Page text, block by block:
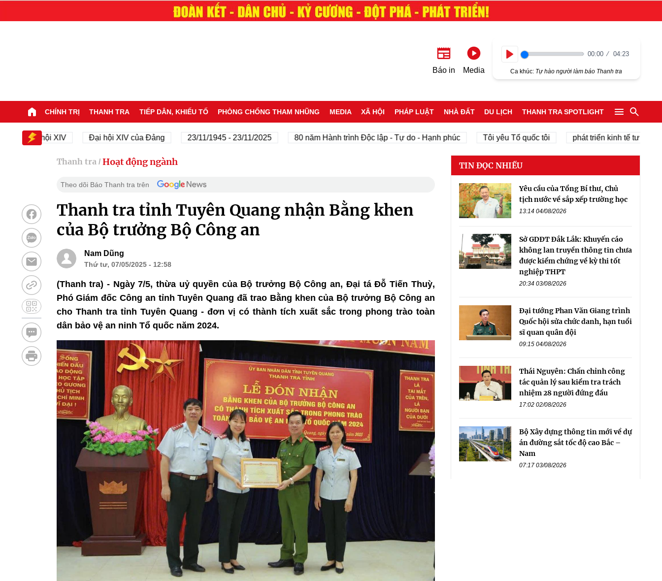
Báo in Media
00:00 04:23
Ca khúc: Tự hào người làm báo Thanh tra
CHÍNH TRỊ THANH TRA TIẾP DÂN, KHIẾU TỐ PHÒNG CHỐNG THAM NHŨNG MEDIA XÃ HỘI PHÁP LUẬT NHÀ ĐẤT DU LỊCH THANH TRA SPOTLIGHT
Đại hội XIV Đại hội XIV của Đảng 23/11/1945 - 23/11/2025 80 năm Hành trình Độc lập - Tự do - Hạnh phúc Tôi yêu Tổ quốc tôi phát triển kinh tế tư nhân
Thanh tra / Hoạt động ngành
Theo dõi Báo Thanh tra trên
Thanh tra tỉnh Tuyên Quang nhận Bằng khen
của Bộ trưởng Bộ Công an
Nam Dũng
Thứ tư, 07/05/2025 - 12:58
(Thanh tra) - Ngày 7/5, thừa uỷ quyền của Bộ trưởng Bộ Công an, Đại tá Đỗ Tiến Thuỳ,
Phó Giám đốc Công an tỉnh Tuyên Quang đã trao Bằng khen của Bộ trưởng Bộ Công an
cho Thanh tra tỉnh Tuyên Quang - đơn vị có thành tích xuất sắc trong phong trào toàn
dân bảo vệ an ninh Tổ quốc năm 2024.
TIN ĐỌC NHIỀU
Yêu cầu của Tổng Bí thư, Chủ
tịch nước về sắp xếp trường học
13:14 04/08/2026
Sở GDĐT Đắk Lắk: Khuyến cáo
không lan truyền thông tin chưa
được kiểm chứng về kỳ thi tốt
nghiệp THPT
20:34 03/08/2026
Đại tướng Phan Văn Giang trình
Quốc hội sửa chức danh, hạn tuổi
sĩ quan quân đội
09:15 04/08/2026
Thái Nguyên: Chấn chỉnh công
tác quản lý sau kiểm tra trách
nhiệm 28 người đứng đầu
17:02 02/08/2026
Bộ Xây dựng thông tin mới về dự
án đường sắt tốc độ cao Bắc –
Nam
07:17 03/08/2026